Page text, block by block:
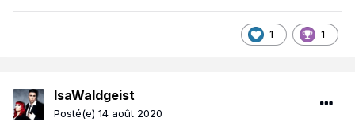
1 1
IsaWaldgeist
Posté(e) 14 août 2020